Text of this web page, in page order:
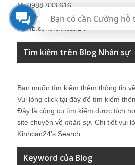
M: 0988 833 616
E: kinhcan24@gmail.com
Fb: fb.com/kinhcan24
Tìm kiếm trên Blog Nhân sự
Bạn muốn tìm kiếm thêm thông tin
Vui lòng click tại đây để tìm kiếm
Đây là công cụ tìm kiếm được tích
site chuyên về nhân sự. Chi tiết vui
Kinhcan24′s Search
Keyword của Blog
Bạn có cần Cường hỗ